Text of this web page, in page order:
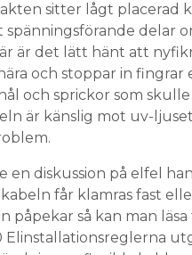
sitter lågt placerad
spänningsförande delar
är det lätt hänt att
och stoppar in fingrar
och sprickor som
är känslig mot uv-
en diskussion på elfel
får klamras fast
påpekar så kan man läsa
Elinstallationsreglerna